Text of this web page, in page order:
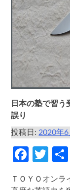
日本の塾で習う
誤り
投稿日:2020年6
ＴＯＹＯオンラ